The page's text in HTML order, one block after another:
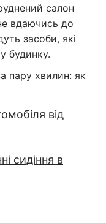
салон
вдаючись до
засоби, які
будинку.
пару хвилин: як
від
сидіння в